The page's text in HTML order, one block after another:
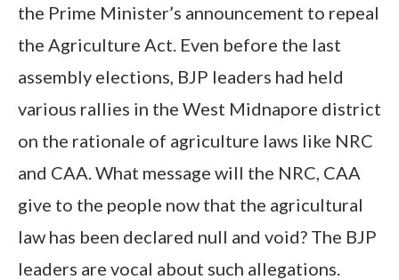
the Prime Minister’s announcement to repeal
the Agriculture Act. Even before the last
assembly elections, BJP leaders had held
various rallies in the West Midnapore district
on the rationale of agriculture laws like NRC
and CAA. What message will the NRC, CAA
give to the people now that the agricultural
law has been declared null and void? The BJP
leaders are vocal about such allegations.